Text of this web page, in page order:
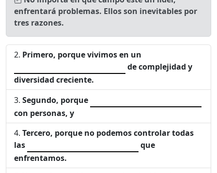
enfrentará problemas. Ellos son inevitables por
tres razones.
Primero, porque vivimos en un
de complejidad y
diversidad creciente.
Segundo, porque
con personas, y
Tercero, porque no podemos controlar todas
las
que
enfrentamos.